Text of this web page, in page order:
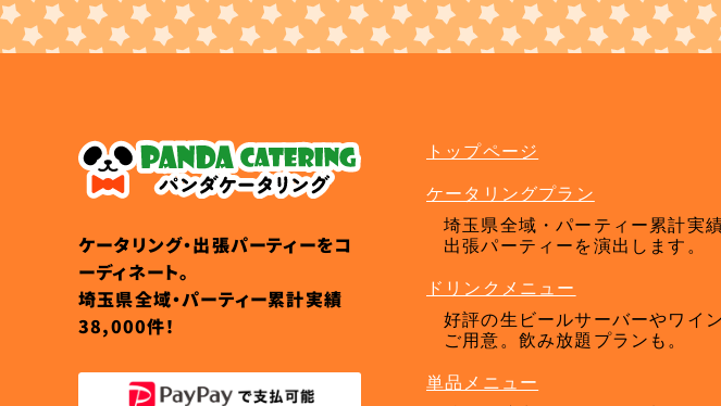
ケータリングプラン ドリン
ケータリング・出張パーティーをコ
ーディネート。
埼玉県全域・パーティー累計実績
38,000件！
トップページ
ケータリングプラン
埼玉県全域・パーティー累計実
出張パーティーを演出します。
ドリンクメニュー
好評の生ビールサーバーやワイ
ご用意。飲み放題プランも。
単品メニュー